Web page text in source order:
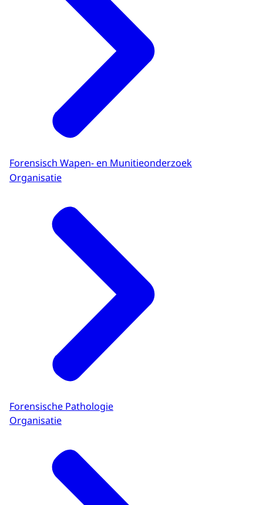
Forensisch Wapen- en Munitieonderzoek
Organisatie
Forensische Pathologie
Organisatie